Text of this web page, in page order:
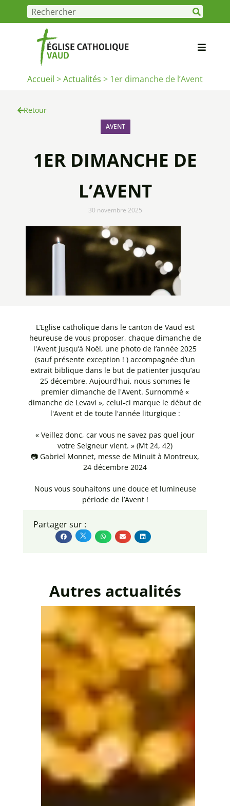
Accueil >Actualités > 1er dimanche de l’Avent
Retour
AVENT
1ER DIMANCHE DE
L’AVENT
30 novembre 2025
L’Eglise catholique dans le canton de Vaud est
heureuse de vous proposer, chaque dimanche de
l'Avent jusqu’à Noël, une photo de l’année 2025
(sauf présente exception ! ) accompagnée d’un
extrait biblique dans le but de patienter jusqu’au
25 décembre. Aujourd'hui, nous sommes le
premier dimanche de l'Avent. Surnommé «
dimanche de Levavi », celui-ci marque le début de
l'Avent et de toute l'année liturgique :
« Veillez donc, car vous ne savez pas quel jour
votre Seigneur vient. » (Mt 24, 42)
📷 Gabriel Monnet, messe de Minuit à Montreux,
24 décembre 2024
Nous vous souhaitons une douce et lumineuse
période de l’Avent !
Partager sur :
Autres actualités